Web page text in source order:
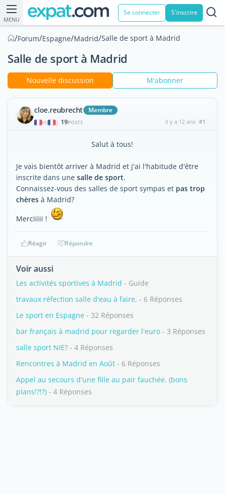
MENU
Se connecter S'inscrire
/Forum/Espagne/Madrid/Salle de sport à Madrid
Salle de sport à Madrid
Nouvelle discussion M'abonner
cloe.reubrecht Membre
| 19POSTS il y a 12 ans #1
Salut à tous!
Je vais bientôt arriver à Madrid et j'ai l'habitude d'être
inscrite dans une salle de sport.
Connaissez-vous des salles de sport sympas et pas trop
chères à Madrid?
Merciiiii !
Réagir Répondre
Voir aussi
Les activités sportives à Madrid - Guide
travaux réfection salle d'eau à faire, - 6 Réponses
Le sport en Espagne - 32 Réponses
bar français à madrid pour regarder l'euro - 3 Réponses
salle sport NIE? - 4 Réponses
Rencontres à Madrid en Août - 6 Réponses
Appel au secours d'une fille au pair fauchée. (bons
plans!?!?) - 4 Réponses